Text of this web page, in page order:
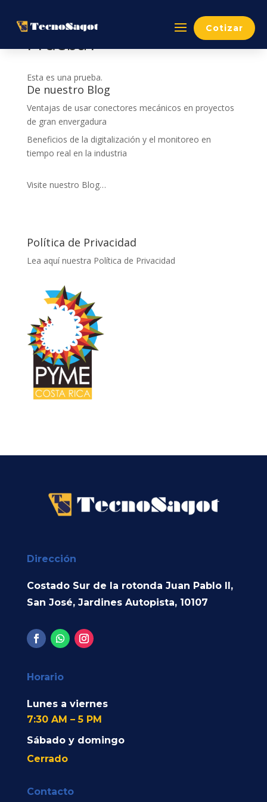
Cotizar
Prueba1
Esta es una prueba.
De nuestro Blog
Ventajas de usar conectores mecánicos en proyectos
de gran envergadura
Beneficios de la digitalización y el monitoreo en
tiempo real en la industria
Visite nuestro Blog…
Política de Privacidad
Lea aquí nuestra Política de Privacidad
Dirección
Costado Sur de la rotonda Juan Pablo II,
San José, Jardines Autopista, 10107
Horario
Lunes a viernes
7:30 AM – 5 PM
Sábado y domingo
Cerrado
Contacto